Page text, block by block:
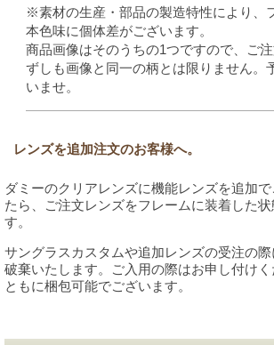
※素材の生産・部品の製造特性により、
本色味に個体差がございます。
商品画像はそのうちの1つですので、ご
ずしも画像と同一の柄とは限りません。
いませ。
レンズを追加注文のお客様へ。
ダミーのクリアレンズに機能レンズを追加
たら、ご注文レンズをフレームに装着した
す。
サングラスカスタムや追加レンズの受注の
破棄いたします。ご入用の際はお申し付け
ともに梱包可能でございます。